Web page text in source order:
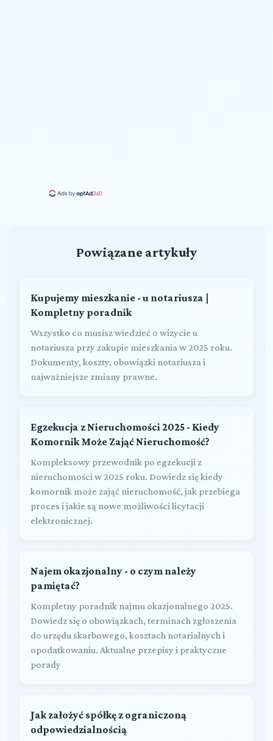
Powiązane artykuły
Kupujemy mieszkanie - u notariusza |
Kompletny poradnik
Wszystko co musisz wiedzieć o wizycie u
notariusza przy zakupie mieszkania w 2025 roku.
Dokumenty, koszty, obowiązki notariusza i
najważniejsze zmiany prawne.
Egzekucja z Nieruchomości 2025 - Kiedy
Komornik Może Zająć Nieruchomość?
Kompleksowy przewodnik po egzekucji z
nieruchomości w 2025 roku. Dowiedz się kiedy
komornik może zająć nieruchomość, jak przebiega
proces i jakie są nowe możliwości licytacji
elektronicznej.
Najem okazjonalny - o czym należy
pamiętać?
Kompletny poradnik najmu okazjonalnego 2025.
Dowiedz się o obowiązkach, terminach zgłoszenia
do urzędu skarbowego, kosztach notarialnych i
opodatkowaniu. Aktualne przepisy i praktyczne
porady
Jak założyć spółkę z ograniczoną
odpowiedzialnością